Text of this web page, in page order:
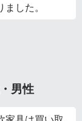
した。
男性